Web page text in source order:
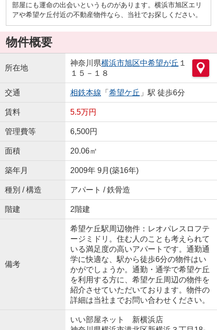
部屋にも運命の出会いというものがあります。横浜市旭区エリ
アや希望ケ丘付近の不動産物件なら、当社でお探しください。
物件概要
所在地
神奈川県横浜市旭区中希望が丘 １
１５－１８
交通 相鉄本線 「 希望ケ丘 」駅 徒歩6分
賃料 5.5万円
管理費等 6,500円
面積 20.06㎡
築年月 2009年 9月(築16年)
種別 / 構造 アパート / 鉄骨造
階建 2階建
備考
希望ケ丘駅周辺物件：レオパレスロフテ
ージミドリ。住む人のことも考えられて
いる満足度の高いアパートです。通勤通
学に快適な、駅から徒歩6分の物件はい
かがでしょうか。通勤・通学で希望ケ丘
を利用する方に、希望ケ丘周辺の物件を
紹介させていただいております。物件の
詳細は当社までお問い合わせください。
いい部屋ネット 新横浜店